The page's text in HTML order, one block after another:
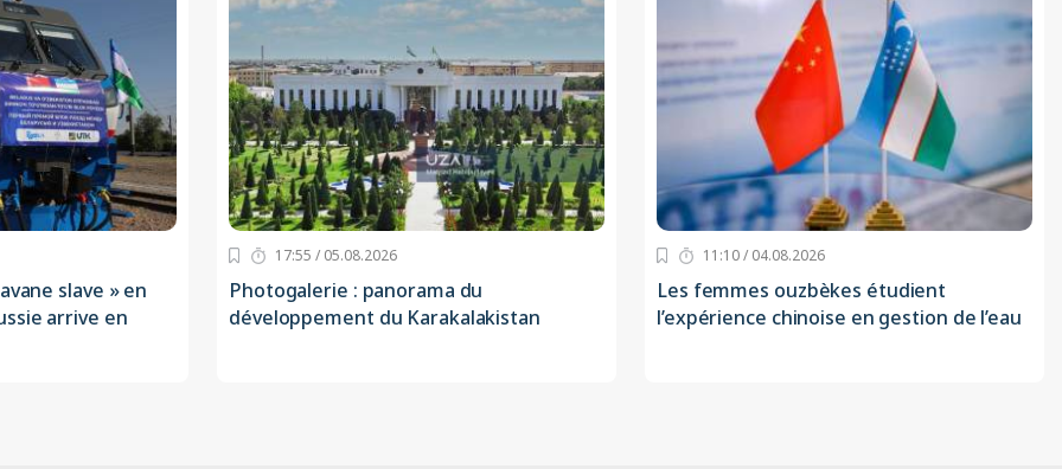
slave » en
arrive en
17:55 / 05.08.2026
Photogalerie : panorama du
développement du Karakalakistan
11:10 / 04.08.2026
Les femmes ouzbèkes étudient
l’expérience chinoise en gestion de l’eau